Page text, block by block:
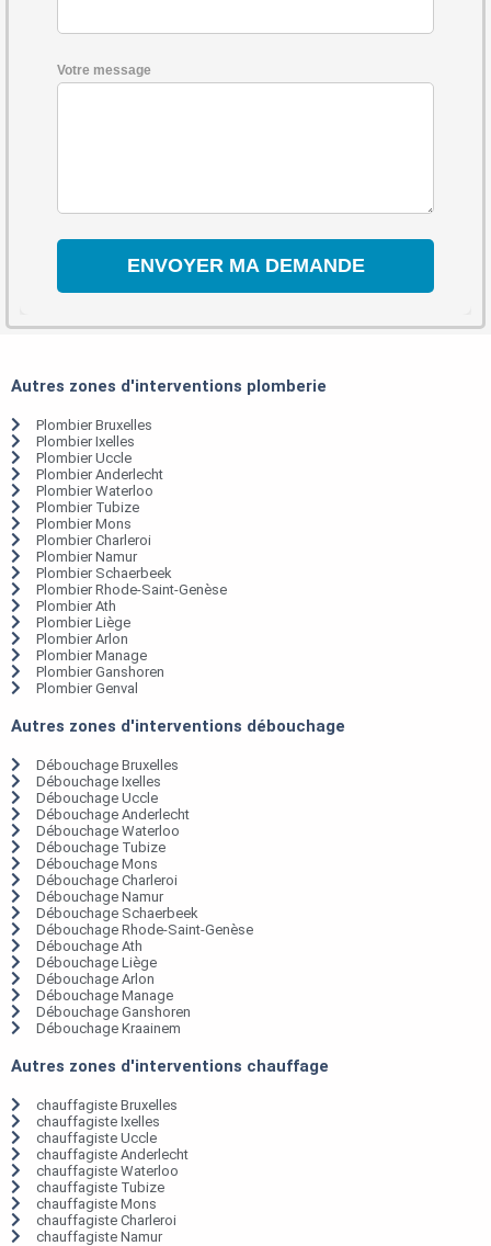
Votre message
Autres zones d'interventions plomberie
Plombier Bruxelles
Plombier Ixelles
Plombier Uccle
Plombier Anderlecht
Plombier Waterloo
Plombier Tubize
Plombier Mons
Plombier Charleroi
Plombier Namur
Plombier Schaerbeek
Plombier Rhode-Saint-Genèse
Plombier Ath
Plombier Liège
Plombier Arlon
Plombier Manage
Plombier Ganshoren
Plombier Genval
Autres zones d'interventions débouchage
Débouchage Bruxelles
Débouchage Ixelles
Débouchage Uccle
Débouchage Anderlecht
Débouchage Waterloo
Débouchage Tubize
Débouchage Mons
Débouchage Charleroi
Débouchage Namur
Débouchage Schaerbeek
Débouchage Rhode-Saint-Genèse
Débouchage Ath
Débouchage Liège
Débouchage Arlon
Débouchage Manage
Débouchage Ganshoren
Débouchage Kraainem
Autres zones d'interventions chauffage
chauffagiste Bruxelles
chauffagiste Ixelles
chauffagiste Uccle
chauffagiste Anderlecht
chauffagiste Waterloo
chauffagiste Tubize
chauffagiste Mons
chauffagiste Charleroi
chauffagiste Namur